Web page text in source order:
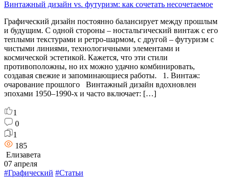
Винтажный дизайн vs. футуризм: как сочетать несочетаемое
Графический дизайн постоянно балансирует между прошлым
и будущим. С одной стороны – ностальгический винтаж с его
теплыми текстурами и ретро-шармом, с другой – футуризм с
чистыми линиями, технологичными элементами и
космической эстетикой. Кажется, что эти стили
противоположны, но их можно удачно комбинировать,
создавая свежие и запоминающиеся работы. 1. Винтаж:
очарование прошлого Винтажный дизайн вдохновлен
эпохами 1950–1990-х и часто включает: […]
1
0
1
185
Елизавета
07 апреля
#Графический #Статьи